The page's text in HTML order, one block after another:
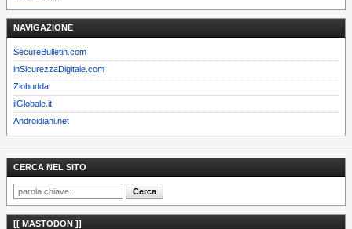
NAVIGAZIONE
SecureBulletin.com
inSicurezzaDigitale.com
Ziobudda
ilGlobale.it
Androidiani.net
CERCA NEL SITO
[[ MASTODON ]]